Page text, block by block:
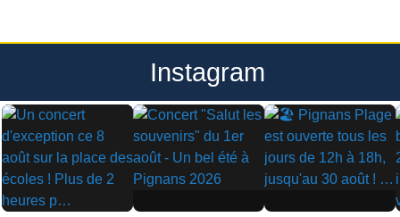
Instagram
▶ ▶